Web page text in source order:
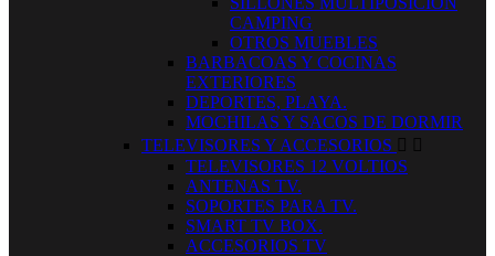
CAMPING
OTROS MUEBLES
BARBACOAS Y COCINAS
EXTERIORES
DEPORTES, PLAYA.
MOCHILAS Y SACOS DE DORMIR
TELEVISORES Y ACCESORIOS  
TELEVISORES 12 VOLTIOS
ANTENAS TV.
SOPORTES PARA TV.
SMART TV BOX.
ACCESORIOS TV